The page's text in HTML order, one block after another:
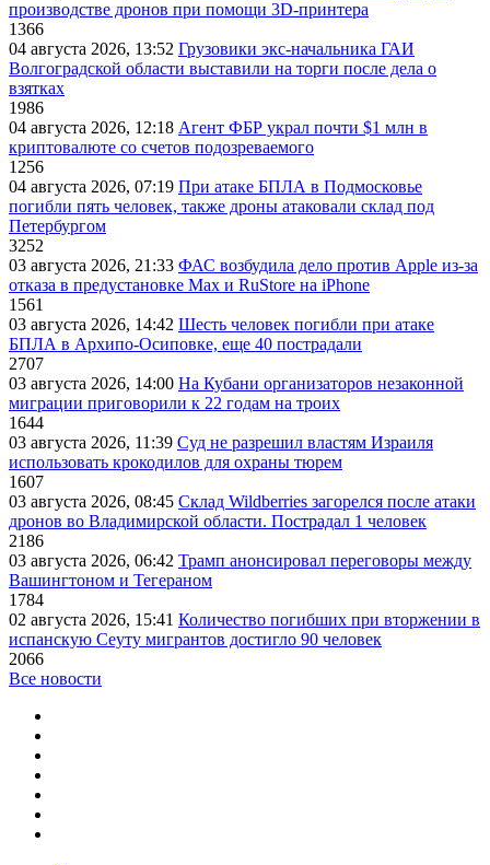
производстве дронов при помощи 3D‑принтера
1366
04 августа 2026, 13:52 Грузовики экс-начальника ГАИ
Волгоградской области выставили на торги после дела о
взятках
1986
04 августа 2026, 12:18 Агент ФБР украл почти $1 млн в
криптовалюте со счетов подозреваемого
1256
04 августа 2026, 07:19 При атаке БПЛА в Подмосковье
погибли пять человек, также дроны атаковали склад под
Петербургом
3252
03 августа 2026, 21:33 ФАС возбудила дело против Apple из-за
отказа в предустановке Max и RuStore на iPhone
1561
03 августа 2026, 14:42 Шесть человек погибли при атаке
БПЛА в Архипо-Осиповке, еще 40 пострадали
2707
03 августа 2026, 14:00 На Кубани организаторов незаконной
миграции приговорили к 22 годам на троих
1644
03 августа 2026, 11:39 Суд не разрешил властям Израиля
использовать крокодилов для охраны тюрем
1607
03 августа 2026, 08:45 Склад Wildberries загорелся после атаки
дронов во Владимирской области. Пострадал 1 человек
2186
03 августа 2026, 06:42 Трамп анонсировал переговоры между
Вашингтоном и Тегераном
1784
02 августа 2026, 15:41 Количество погибших при вторжении в
испанскую Сеуту мигрантов достигло 90 человек
2066
Все новости